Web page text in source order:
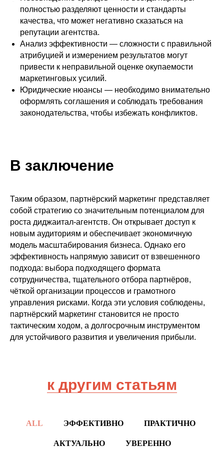
полностью разделяют ценности и стандарты
качества, что может негативно сказаться на
репутации агентства.
Анализ эффективности — сложности с правильной
атрибуцией и измерением результатов могут
привести к неправильной оценке окупаемости
маркетинговых усилий.
Юридические нюансы — необходимо внимательно
оформлять соглашения и соблюдать требования
законодательства, чтобы избежать конфликтов.
В заключение
Таким образом, партнёрский маркетинг представляет
собой стратегию со значительным потенциалом для
роста диджаитал-агентств. Он открывает доступ к
новым аудиториям и обеспечивает экономичную
модель масштабирования бизнеса. Однако его
эффективность напрямую зависит от взвешенного
подхода: выбора подходящего формата
сотрудничества, тщательного отбора партнёров,
чёткой организации процессов и грамотного
управления рисками. Когда эти условия соблюдены,
партнёрский маркетинг становится не просто
тактическим ходом, а долгосрочным инструментом
для устойчивого развития и увеличения прибыли.
к другим статьям
ALL ЭФФЕКТИВНО ПРАКТИЧНО
АКТУАЛЬНО УВЕРЕННО